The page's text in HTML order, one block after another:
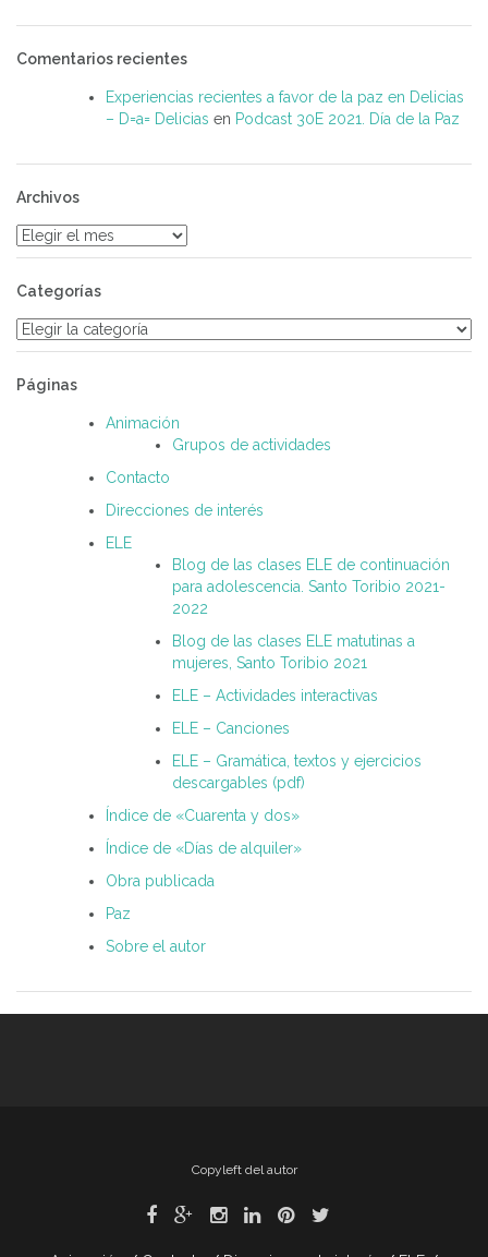
Comentarios recientes
Experiencias recientes a favor de la paz en Delicias
– D=a= Delicias en Podcast 30E 2021. Día de la Paz
Archivos
Archivos
Categorías
Categorías
Páginas
Animación
Grupos de actividades
Contacto
Direcciones de interés
ELE
Blog de las clases ELE de continuación
para adolescencia. Santo Toribio 2021-
2022
Blog de las clases ELE matutinas a
mujeres, Santo Toribio 2021
ELE – Actividades interactivas
ELE – Canciones
ELE – Gramática, textos y ejercicios
descargables (pdf)
Índice de «Cuarenta y dos»
Índice de «Días de alquiler»
Obra publicada
Paz
Sobre el autor
Copyleft del autor